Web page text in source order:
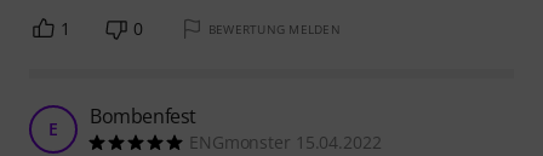
1 0 BEWERTUNG MELDEN
E Bombenfest
ENGmonster 15.04.2022